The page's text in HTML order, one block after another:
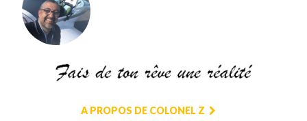
A PROPOS DE COLONEL Z